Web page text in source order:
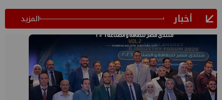
أخبار المزيد